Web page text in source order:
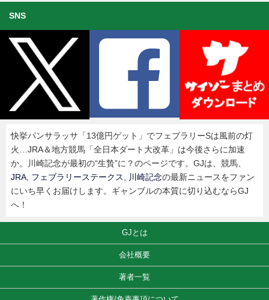
SNS
快挙パンサラッサ「13億円ゲット」でフェブラリーSは風前の灯
火…JRA＆地方競馬「全日本ダート大改革」は今後さらに加速
か。川崎記念が最初の“生贄”に？のページです。GJは、競馬、
JRA フェブラリーステークス 川崎記念の最新ニュースをファン
にいち早くお届けします。ギャンブルの本質に切り込むならGJ
へ！
GJとは
会社概要
著者一覧